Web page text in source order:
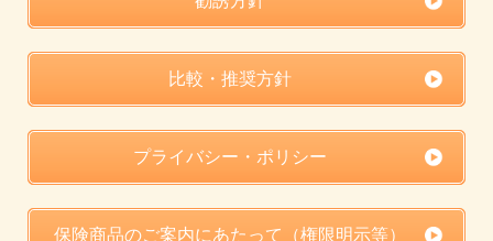
比較・推奨方針
プライバシー・ポリシー
保険商品のご案内にあたって（権限明示等）